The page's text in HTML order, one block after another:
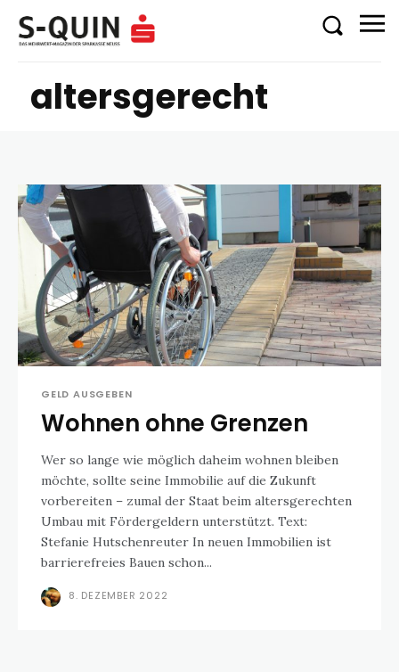
altersgerecht
GELD AUSGEBEN
Wohnen ohne Grenzen
Wer so lange wie möglich daheim wohnen bleiben
möchte, sollte seine Immobilie auf die Zukunft
vorbereiten – zumal der Staat beim altersgerechten
Umbau mit Fördergeldern unterstützt. Text:
Stefanie Hutschenreuter In neuen Immobilien ist
barrierefreies Bauen schon...
8. DEZEMBER 2022